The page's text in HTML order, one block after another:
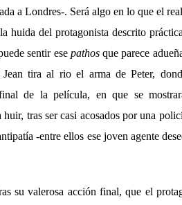
a Londres-. Será algo en lo que el
huida del protagonista descrito
sentir ese pathosque parece
tira al rio el arma de Peter,
de la película, en que se
tras ser casi acosados por una
-entre ellos ese joven agente
su valerosa acción final, que el